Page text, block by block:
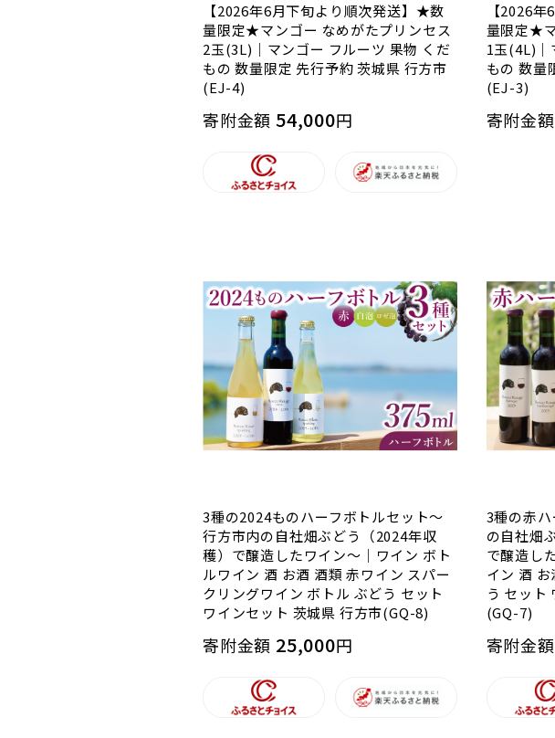
【2026年6月下旬より順次発送】★数
量限定★マンゴー なめがたプリンセス
2玉(3L)｜マンゴー フルーツ 果物 くだ
もの 数量限定 先行予約 茨城県 行方市
(EJ-4)
寄附金額 54,000円
【2026
量限定★
1玉(4L)｜
もの 数量
(EJ-3)
寄附金額
3種の2024ものハーフボトルセット～
行方市内の自社畑ぶどう（2024年収
穫）で醸造したワイン～｜ワイン ボト
ルワイン 酒 お酒 酒類 赤ワイン スパー
クリングワイン ボトル ぶどう セット
ワインセット 茨城県 行方市(GQ-8)
寄附金額 25,000円
3種の赤
の自社畑
で醸造し
イン 酒
う セット
(GQ-7)
寄附金額